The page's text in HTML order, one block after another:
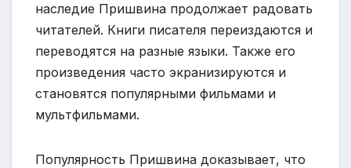
наследие Пришвина продолжает радовать
читателей. Книги писателя переиздаются и
переводятся на разные языки. Также его
произведения часто экранизируются и
становятся популярными фильмами и
мультфильмами.
Популярность Пришвина доказывает, что